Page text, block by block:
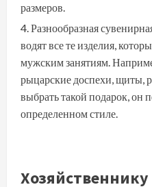
размеров.
Разнообразная
водят все те изделия,
мужским занятиям.
рыцарские доспехи, щиты,
выбрать такой подарок, он
определенном стиле.
Хозяйственнику